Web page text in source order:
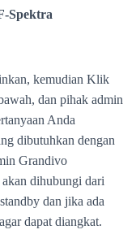
Spektra
kemudian Klik
dan pihak admin
Anda
dibutuhkan dengan
Grandivo
dihubungi dari
dan jika ada
dapat diangkat.